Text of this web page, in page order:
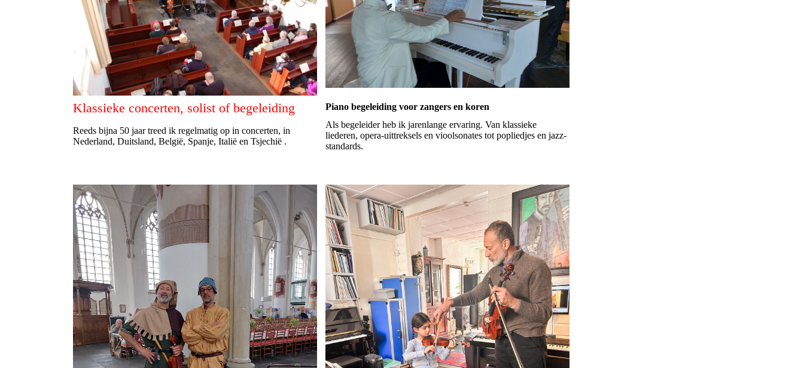
Klassieke concerten, solist of begeleiding
Reeds bijna 50 jaar treed ik regelmatig op in concerten, in
Nederland, Duitsland, België, Spanje, Italië en Tsjechië .
Piano begeleiding voor zangers en koren
Als begeleider heb ik jarenlange ervaring. Van klassieke
liederen, opera-uittreksels en vioolsonates tot popliedjes en jazz-
standards.